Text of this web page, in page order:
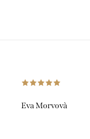
Eva Morvovà